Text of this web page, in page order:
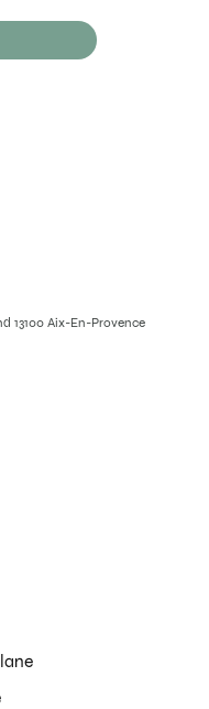
13100 Aix-En-Provence